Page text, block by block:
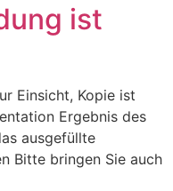
ist
Einsicht, Kopie ist
Ergebnis des
ausgefüllte
Bitte bringen Sie auch